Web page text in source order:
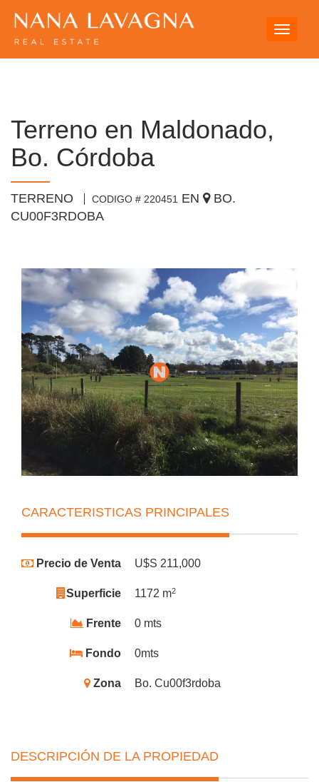
Toggle
Terreno en Maldonado,
Bo. Córdoba
TERRENO CODIGO # 220451 EN
BO.
CU00F3RDOBA
CARACTERISTICAS PRINCIPALES
Precio de Venta U$S 211,000
Superficie 1172 m2
Frente 0 mts
Fondo 0mts
Zona Bo. Cu00f3rdoba
DESCRIPCIÓN DE LA PROPIEDAD